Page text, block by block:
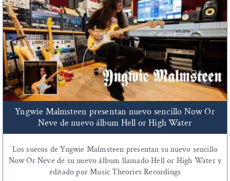
Yngwie Malmsteen presentan nuevo sencillo Now Or
Neve de nuevo álbum Hell or High Water
Los suecos de Yngwie Malmsteen presentan su nuevo sencillo
Now Or Neve de su nuevo álbum llamado Hell or High Water y
editado por Music Theories Recordings